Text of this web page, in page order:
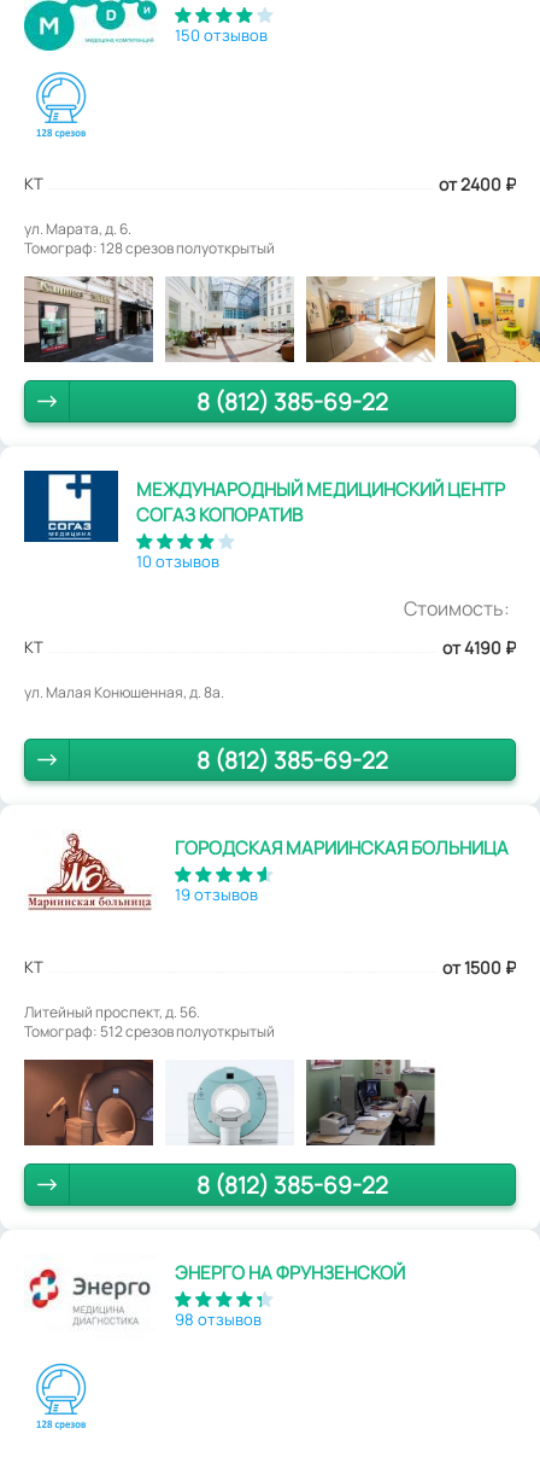
150 отзывов
КТ от 2400 ₽
ул. Марата, д. 6.
Томограф: 128 срезов полуоткрытый
8 (812) 385-69-22
МЕЖДУНАРОДНЫЙ МЕДИЦИНСКИЙ ЦЕНТР
СОГАЗ КОПОРАТИВ
10 отзывов
Стоимость:
КТ от 4190 ₽
ул. Малая Конюшенная, д. 8а.
8 (812) 385-69-22
ГОРОДСКАЯ МАРИИНСКАЯ БОЛЬНИЦА
19 отзывов
КТ от 1500 ₽
Литейный проспект, д. 56.
Томограф: 512 срезов полуоткрытый
8 (812) 385-69-22
ЭНЕРГО НА ФРУНЗЕНСКОЙ
98 отзывов